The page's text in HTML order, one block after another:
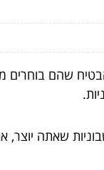
שהם
שאתה יוצר,